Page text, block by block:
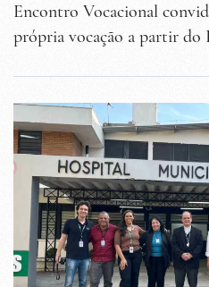
Encontro Vocacional
própria vocação a partir do